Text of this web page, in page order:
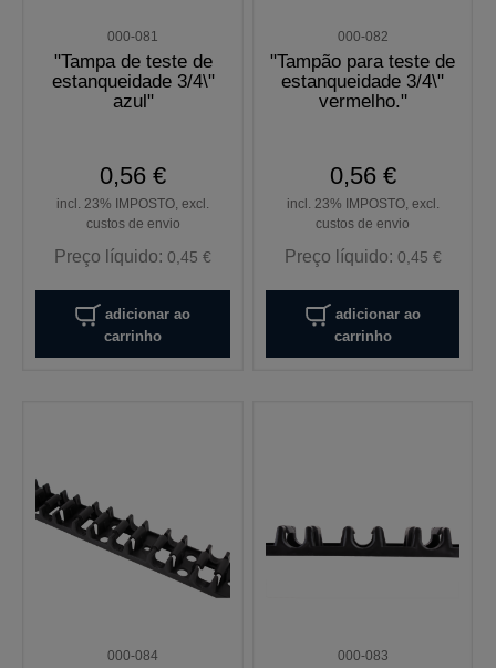
000-081
"Tampa de teste de
estanqueidade 3/4\"
azul"
0,56 €
incl. 23% IMPOSTO, excl.
custos de envio
Preço líquido:0,45 €
adicionar ao
carrinho
000-082
"Tampão para teste de
estanqueidade 3/4\"
vermelho."
0,56 €
incl. 23% IMPOSTO, excl.
custos de envio
Preço líquido: 0,45 €
adicionar ao
carrinho
000-084 000-083